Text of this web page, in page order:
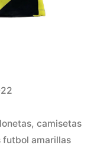
, camisetas
futbol amarillas